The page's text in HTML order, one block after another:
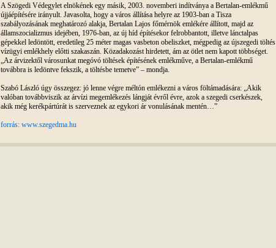
A Szögedi Védegylet elnökének egy másik, 2003. novemberi indítványa a Bertalan-emlékmű
újjáépítésére irányult. Javasolta, hogy a város állítása helyre az 1903-ban a Tisza
szabályozásának meghatározó alakja, Bertalan Lajos főmérnök emlékére állított, majd az
államszocializmus idejében, 1976-ban, az új híd építésekor felrobbantott, illetve lánctalpas
gépekkel ledöntött, eredetileg 25 méter magas vasbeton obeliszket, mégpedig az újszegedi töltés
vízügyi emlékhely előtti szakaszán. Közadakozást hirdetett, ám az ötlet nem kapott többséget.
„Az árvizektől városunkat megóvó töltések építésének emlékműve, a Bertalan-emlékmű
továbbra is ledöntve fekszik, a töltésbe temetve” – mondja.
Szabó László úgy összegez: jó lenne végre méltón emlékezni a város föltámadására: „Akik
valóban továbbviszik az árvízi megemlékezés lángját évről évre, azok a szegedi cserkészek,
akik még kerékpártúrát is szerveznek az egykori ár vonulásának mentén…”
forrás: www.szegedma.hu